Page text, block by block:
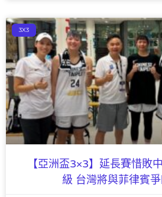
3X3
【亞洲盃3×3】延長賽惜敗
級 台灣將與菲律賓